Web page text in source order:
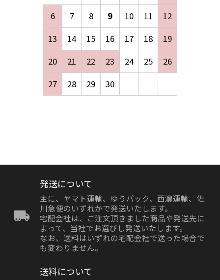
6
7 8 9 10 11
12
13
14 15 16 17 18
19
20
21 22 23 24 25
26
27
28 29 30
発送について
主に、ヤマト運輸、ゆうパック、西濃運輸、佐
川急便のいずれかで発送いたします。
宅配会社は、ご注文頂きました商品や発送先に
よって、当社でお選びし発送いたします。
なお、送料はいずれの宅配会社で送った場合で
も変わりません。
送料について